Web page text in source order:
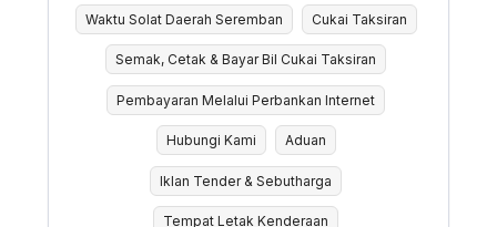
Waktu Solat Daerah Seremban Cukai Taksiran
Semak, Cetak & Bayar Bil Cukai Taksiran
Pembayaran Melalui Perbankan Internet
Hubungi Kami Aduan
Iklan Tender & Sebutharga
Tempat Letak Kenderaan